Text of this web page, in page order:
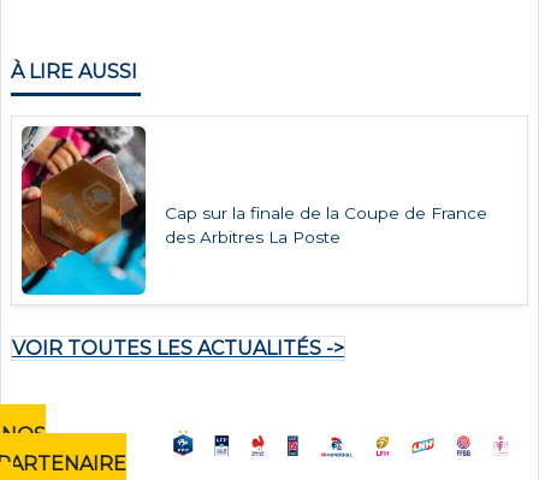
À LIRE AUSSI
Cap sur la finale de la Coupe de France
des Arbitres La Poste
VOIR TOUTES LES ACTUALITÉS ->
NOS